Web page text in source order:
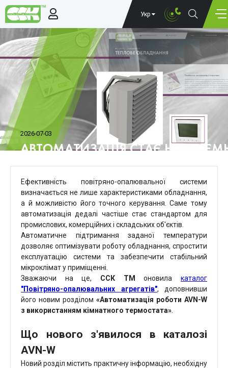
Укр
2026-07-03
АВТОМАТИЗАЦІЯ СТАЄ
Ефективність повітряно-опалювальної системи
визначається не лише характеристиками обладнання,
а й можливістю його точного керування. Саме тому
автоматизація дедалі частіше стає стандартом для
промислових, комерційних і складських об'єктів.
Автоматичне підтримання заданої температури
дозволяє оптимізувати роботу обладнання, спростити
експлуатацію системи та забезпечити стабільний
мікроклімат у приміщенні.
Зважаючи на це, ССК ТМ оновилакаталог
"Повітряно-опалювальних агрегатів", доповнивши
його новим розділом «Автоматизація роботи AVN-W
з використанням кімнатного термостата»
Що нового з'явилося в каталозі
AVN-W
Новий розділ містить практичну інформацію, необхідну